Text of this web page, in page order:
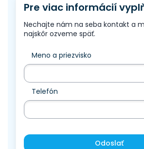
Pre viac informácií
Nechajte nám na seba kontakt a
najskôr ozveme späť.
Meno a priezvisko
Telefón
Odoslať